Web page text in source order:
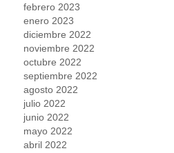
febrero 2023
enero 2023
diciembre 2022
noviembre 2022
octubre 2022
septiembre 2022
agosto 2022
julio 2022
junio 2022
mayo 2022
abril 2022